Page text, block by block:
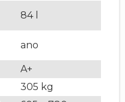
84 l
ano
A+
305 kg